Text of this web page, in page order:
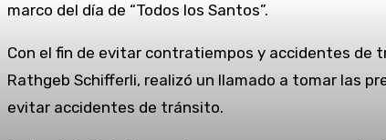
marco del día de “Todos los Santos”.
Con el fin de evitar contratiempos y accidentes de
Rathgeb Schifferli, realizó un llamado a tomar las
evitar accidentes de tránsito.